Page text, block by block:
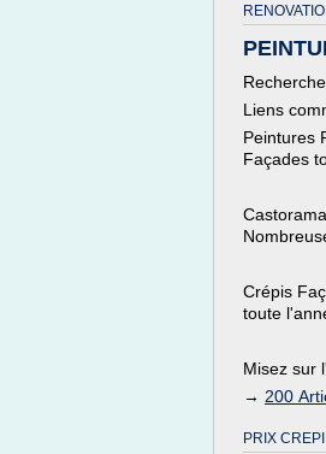
Liens
Peintures
Façades
Crépis
toute
Misez sur
→ 200
PRIX